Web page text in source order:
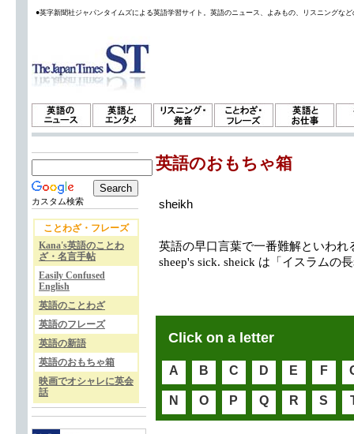
●英字新聞社ジャパンタイムズによる英語学習サイト。英語のニュース、よみもの、リスニングな
カスタム検索
ことわざ・フレーズ
Kana's英語のことわ
ざ・名言手帖
Easily Confused
English
英語のことわざ
英語のフレーズ
英語の新語
英語のおもちゃ箱
映画でオシャレに英会
話
英語のおもちゃ箱
sheikh
英語の早口言葉で一番難解といわれ
sheep's sick. sheick は「イスラムの
Click on a letter
A B C D E F
N O P Q R S